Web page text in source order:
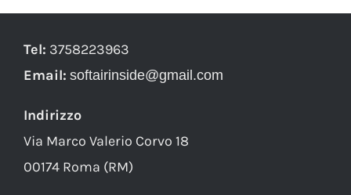
Tel: 3758223963
Email: softairinside@gmail.com
Indirizzo
Via Marco Valerio Corvo 18
00174 Roma (RM)